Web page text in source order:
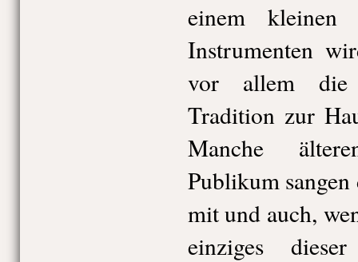
einem
Instrumenten
vor allem
Tradition zur
Manche
Publikum
mit und auch,
einziges